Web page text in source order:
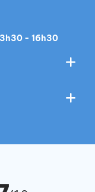
- 16h30